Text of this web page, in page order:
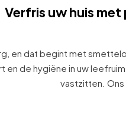
Verfris uw huis